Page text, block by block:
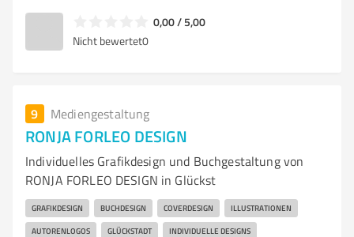
0,00 / 5,00
Nicht bewertet0
9 Mediengestaltung
RONJA FORLEO DESIGN
Individuelles Grafikdesign und Buchgestaltung von
RONJA FORLEO DESIGN in Glückst
GRAFIKDESIGN BUCHDESIGN COVERDESIGN ILLUSTRATIONEN
AUTORENLOGOS GLÜCKSTADT INDIVIDUELLE DESIGNS